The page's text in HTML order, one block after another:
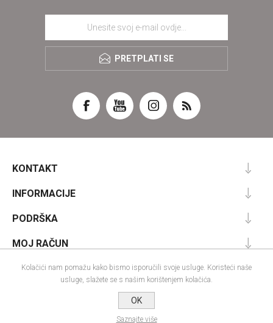
PRETPLATI SE
KONTAKT
INFORMACIJE
PODRŠKA
MOJ RAČUN
Powered bynopCommerce
Nop-Templates.com
Autorska prava; 2026 IRA commerce webshop. Sva prava pridržana.
Kolačići nam pomažu kako bismo isporučili svoje usluge. Koristeći naše
usluge, slažete se s našim korištenjem kolačića.
OK
Saznajte više